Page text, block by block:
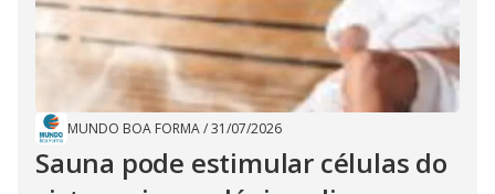
MUNDO BOA FORMA/31/07/2026
Sauna pode estimular células do